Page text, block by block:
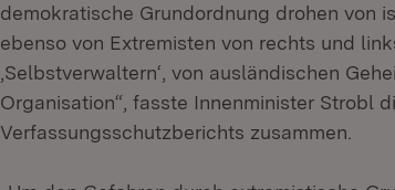
demokratische Grundordnung drohen von
ebenso von Extremisten von rechts und
‚Selbstverwaltern‘, von ausländischen
Organisation“, fasste Innenminister Strobl
Verfassungsschutzberichts zusammen.